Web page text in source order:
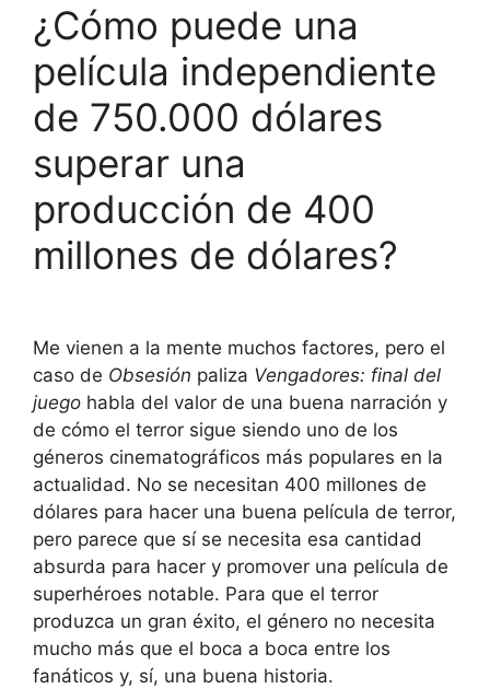
¿Cómo puede una
película independiente
de 750.000 dólares
superar una
producción de 400
millones de dólares?
Me vienen a la mente muchos factores, pero el
caso de Obsesión paliza Vengadores: final del
juego habla del valor de una buena narración y
de cómo el terror sigue siendo uno de los
géneros cinematográficos más populares en la
actualidad. No se necesitan 400 millones de
dólares para hacer una buena película de terror,
pero parece que sí se necesita esa cantidad
absurda para hacer y promover una película de
superhéroes notable. Para que el terror
produzca un gran éxito, el género no necesita
mucho más que el boca a boca entre los
fanáticos y, sí, una buena historia.